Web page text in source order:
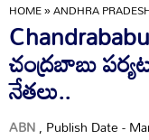
HOME»ANDHRA
చంద్రబాబు
నేతలు..
ABN, Publish Date -